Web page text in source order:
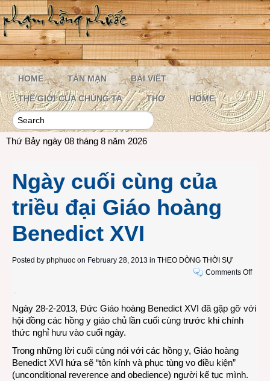
HOME TẢN MẠN BÀI VIẾT
THẾ GIỚI CỦA CHÚNG TA THƠ HOME
Thứ Bảy ngày 08 tháng 8 năm 2026
Ngày cuối cùng của
triều đại Giáo hoàng
Benedict XVI
Posted by phphuoc on February 28, 2013 in THEO DÒNG THỜI SỰ
Comments Offon
cùng
Ngày 28-2-2013, Đức Giáo hoàng Benedict XVI đã gặp gỡ với
hội đồng các hồng y giáo chủ lần cuối cùng trước khi chính
thức nghỉ hưu vào cuối ngày.
Trong những lời cuối cùng nói với các hồng y, Giáo hoàng
Benedict XVI hứa sẽ “tôn kính và phục tùng vo điều kiện”
(unconditional reverence and obedience) người kế tục mình.